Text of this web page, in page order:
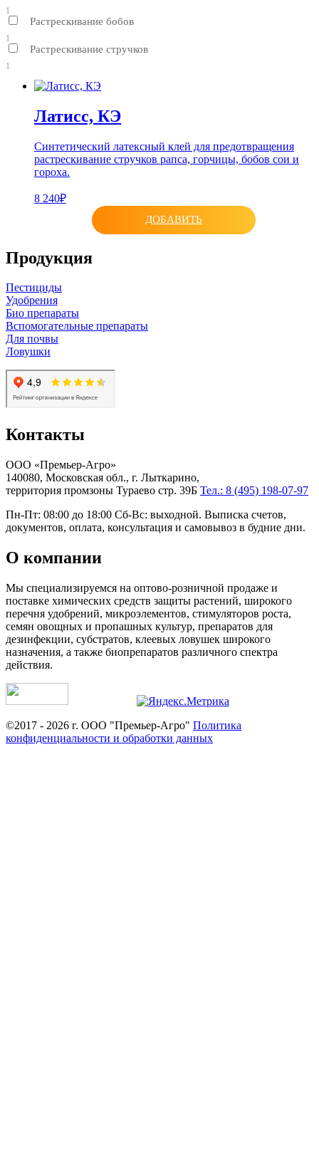
1
Растрескивание бобов
1
Растрескивание стручков
1
Латисс, КЭ
Синтетический латексный клей для предотвращения
растрескивание стручков рапса, горчицы, бобов сои и
гороха.
8 240₽
ДОБАВИТЬ
Продукция
Пестициды
Удобрения
Био препараты
Вспомогательные препараты
Для почвы
Ловушки
Контакты
ООО «Премьер-Агро»
140080, Московская обл., г. Лыткарино,
территория промзоны Тураево стр. 39Б Тел.: 8 (495) 198-07-97
Пн-Пт: 08:00 до 18:00 Сб-Вс: выходной. Выписка счетов,
документов, оплата, консультация и самовывоз в будние дни.
О компании
Мы специализируемся на оптово-розничной продаже и
поставке химических средств защиты растений, широкого
перечня удобрений, микроэлементов, стимуляторов роста,
семян овощных и пропашных культур, препаратов для
дезинфекции, субстратов, клеевых ловушек широкого
назначения, а также биопрепаратов различного спектра
действия.
©2017 - 2026 г. ООО "Премьер-Агро" Политика
конфиденциальности и обработки данных